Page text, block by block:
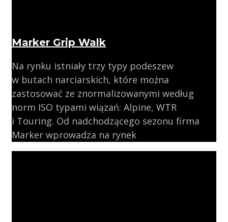
Marker Grip Walk
Na rynku istniały trzy typy podeszew
w butach narciarskich, które można
zastosować ze znormalizowanymi według
norm ISO typami wiązań: Alpine, WTR
i Touring. Od nadchodzącego sezonu firma
Marker wprowadza na rynek